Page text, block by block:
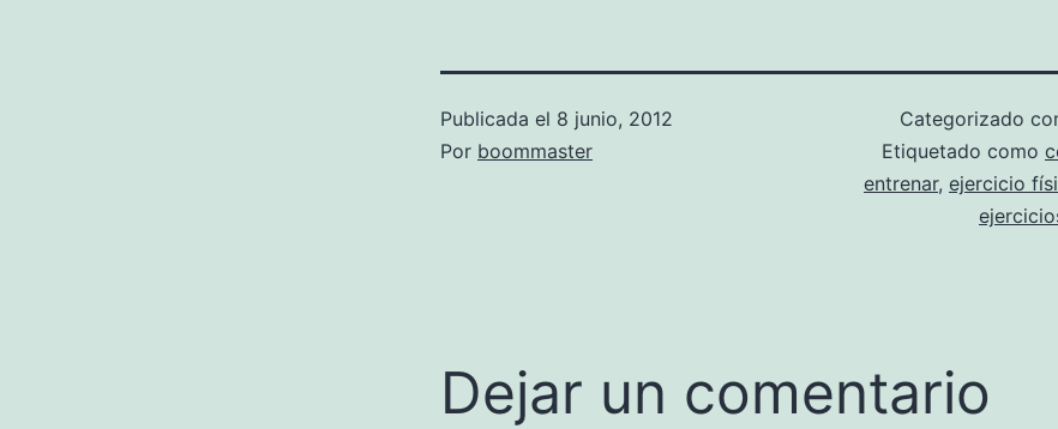
Publicada el 8 junio, 2012
Por boommaster
Categorizado
Etiquetado como
entrenar, ejercicio
Dejar un comentario